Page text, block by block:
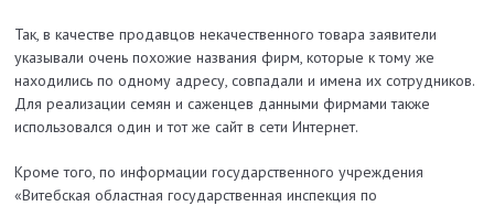
Так, в качестве продавцов некачественного товара заявители
указывали очень похожие названия фирм, которые к тому же
находились по одному адресу, совпадали и имена их сотрудников.
Для реализации семян и саженцев данными фирмами также
использовался один и тот же сайт в сети Интернет.
Кроме того, по информации государственного учреждения
«Витебская областная государственная инспекция по